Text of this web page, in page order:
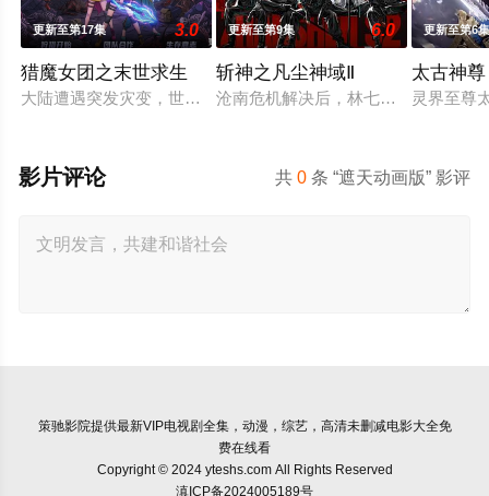
更新至第17集 3.0
猎魔女团之末世求生
大陆遭遇突发灾变，世界陷入荒芜危机，四处出现作乱的暗影生
更新至第9集 6.0
斩神之凡尘神域Ⅱ
沧南危机解决后，林七夜完成津南山
更新至第6
太古神尊
灵界至尊
共0 条 “遮天动画版” 影评
影片评论
策驰影院提供最新VIP电视剧全集，动漫，综艺，高清未删减电影大全免
费在线看
Copyright © 2024 yteshs.com All Rights Reserved
滇ICP备2024005189号